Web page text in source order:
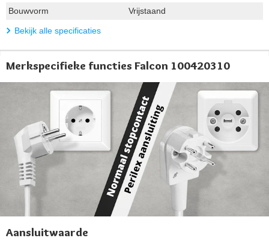
Bouwvorm
Vrijstaand
Bekijk alle specificaties
Merkspecifieke functies Falcon 100420310
Aansluitwaarde